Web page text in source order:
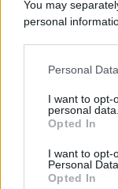
You may
personal
This information
disclose it to
Please note that
services and may
not limited to
grant or deny
Personal
I want to opt-
personal data.
Opted In
I want to opt-
Personal Data.
Opted In